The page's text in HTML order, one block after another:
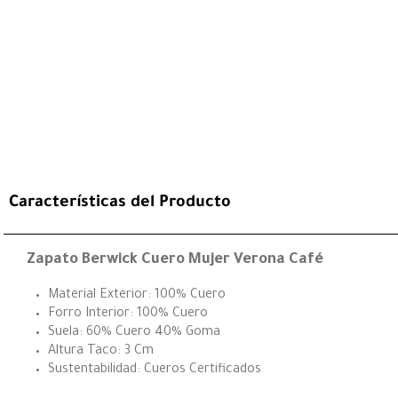
Características del Producto
Zapato Berwick Cuero Mujer Verona Café
Material Exterior: 100% Cuero
Forro Interior: 100% Cuero
Suela: 60% Cuero 40% Goma
Altura Taco: 3 Cm
Sustentabilidad: Cueros Certificados